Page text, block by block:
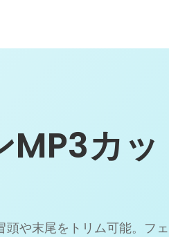
MP3カッ
頭や末尾をトリム可能。フ